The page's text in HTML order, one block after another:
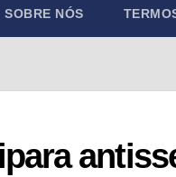
SOBRE NÓS